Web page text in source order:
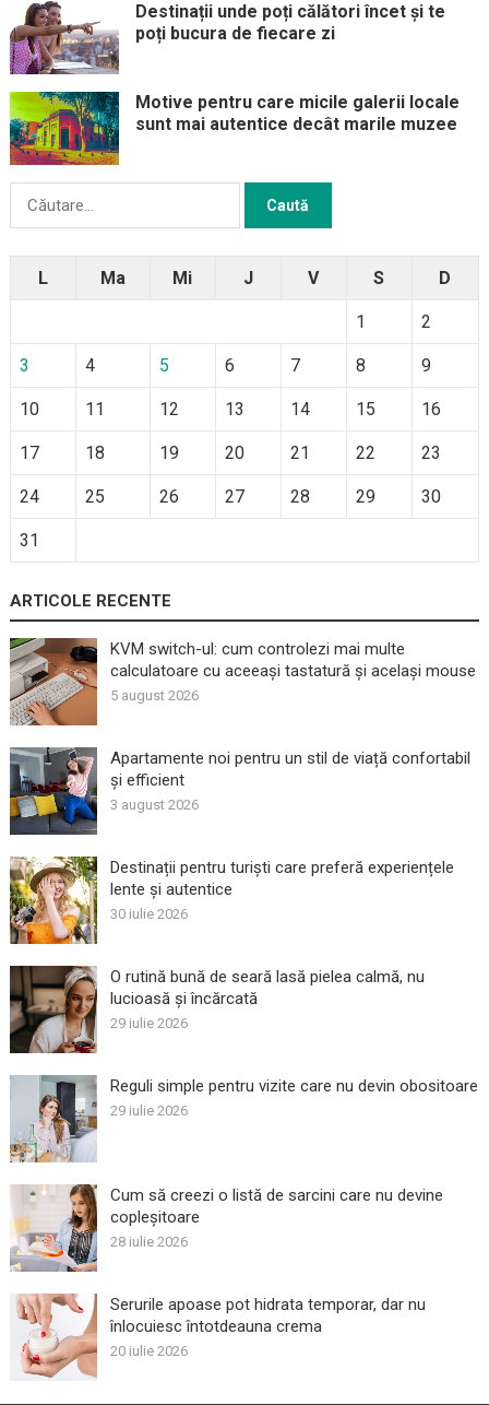
Destinații unde poți călători încet și te
poți bucura de fiecare zi
Motive pentru care micile galerii locale
sunt mai autentice decât marile muzee
L Ma Mi J V S D
1 2
3 4 5 6 7 8 9
10 11 12 13 14 15 16
17 18 19 20 21 22 23
24 25 26 27 28 29 30
31
ARTICOLE RECENTE
KVM switch-ul: cum controlezi mai multe
calculatoare cu aceeași tastatură și același mouse
5 august 2026
Apartamente noi pentru un stil de viață confortabil
și efficient
3 august 2026
Destinații pentru turiști care preferă experiențele
lente și autentice
30 iulie 2026
O rutină bună de seară lasă pielea calmă, nu
lucioasă și încărcată
29 iulie 2026
Reguli simple pentru vizite care nu devin obositoare
29 iulie 2026
Cum să creezi o listă de sarcini care nu devine
copleșitoare
28 iulie 2026
Serurile apoase pot hidrata temporar, dar nu
înlocuiesc întotdeauna crema
20 iulie 2026